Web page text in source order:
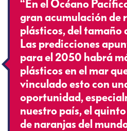
“En el Océano
gran acumulación de
plásticos, del tamaño
Las predicciones
para el 2050 habrá
plásticos en el mar
vinculado esto con
oportunidad,
nuestro país, el
de naranjas del